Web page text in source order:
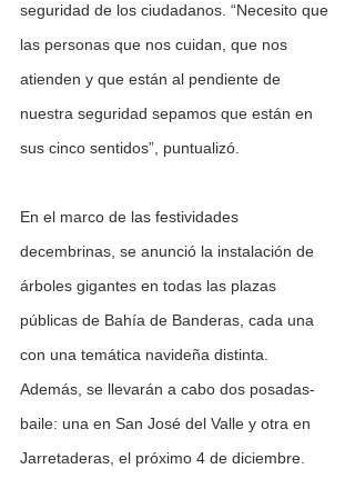
seguridad de los ciudadanos. “Necesito que
las personas que nos cuidan, que nos
atienden y que están al pendiente de
nuestra seguridad sepamos que están en
sus cinco sentidos”, puntualizó.
En el marco de las festividades
decembrinas, se anunció la instalación de
árboles gigantes en todas las plazas
públicas de Bahía de Banderas, cada una
con una temática navideña distinta.
Además, se llevarán a cabo dos posadas-
baile: una en San José del Valle y otra en
Jarretaderas, el próximo 4 de diciembre.